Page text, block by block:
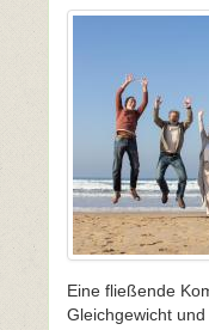
Eine fließende
Gleichgewicht und